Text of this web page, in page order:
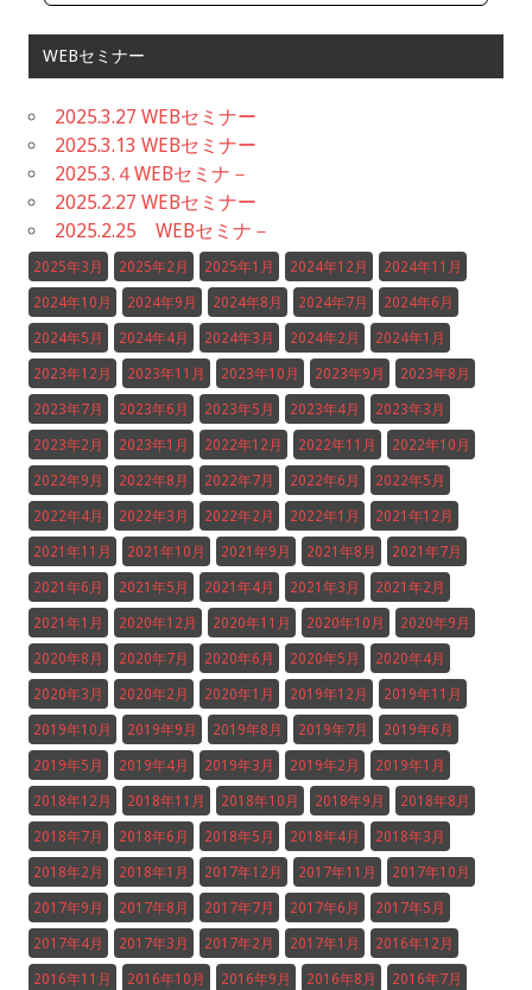
WEBセミナー
2025.3.27 WEBセミナー
2025.3.13 WEBセミナー
2025.3.４WEBセミナ－
2025.2.27 WEBセミナー
2025.2.25 WEBセミナ－
2025年3月 2025年2月 2025年1月 2024年12月 2024年11月
2024年10月 2024年9月 2024年8月 2024年7月 2024年6月
2024年5月 2024年4月 2024年3月 2024年2月 2024年1月
2023年12月 2023年11月 2023年10月 2023年9月 2023年8月
2023年7月 2023年6月 2023年5月 2023年4月 2023年3月
2023年2月 2023年1月 2022年12月 2022年11月 2022年10月
2022年9月 2022年8月 2022年7月 2022年6月 2022年5月
2022年4月 2022年3月 2022年2月 2022年1月 2021年12月
2021年11月 2021年10月 2021年9月 2021年8月 2021年7月
2021年6月 2021年5月 2021年4月 2021年3月 2021年2月
2021年1月 2020年12月 2020年11月 2020年10月 2020年9月
2020年8月 2020年7月 2020年6月 2020年5月 2020年4月
2020年3月 2020年2月 2020年1月 2019年12月 2019年11月
2019年10月 2019年9月 2019年8月 2019年7月 2019年6月
2019年5月 2019年4月 2019年3月 2019年2月 2019年1月
2018年12月 2018年11月 2018年10月 2018年9月 2018年8月
2018年7月 2018年6月 2018年5月 2018年4月 2018年3月
2018年2月 2018年1月 2017年12月 2017年11月 2017年10月
2017年9月 2017年8月 2017年7月 2017年6月 2017年5月
2017年4月 2017年3月 2017年2月 2017年1月 2016年12月
2016年11月 2016年10月 2016年9月 2016年8月 2016年7月